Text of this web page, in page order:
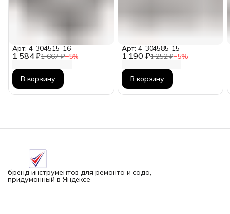
1 584 ₽1 667 ₽−5%
Арт: 4-304515-16
В корзину
1 190 ₽1 252 ₽−5%
Арт: 4-304585-15
В корзину
бренд инструментов для ремонта и сада,
придуманный в Яндексе